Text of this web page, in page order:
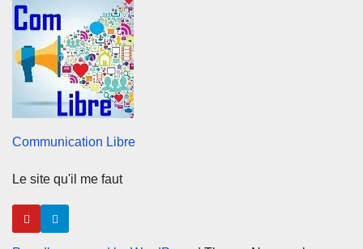
Communication Libre
Le site qu'il me faut